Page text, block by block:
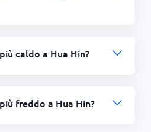
caldo a Hua Hin?
freddo a Hua Hin?